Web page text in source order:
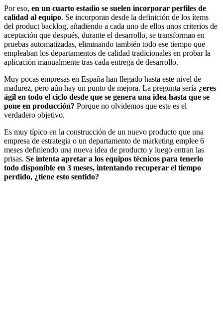
Por eso, en un cuarto estadio se suelen incorporar perfiles de
calidad al equipo. Se incorporan desde la definición de los ítems
del product backlog, añadiendo a cada uno de ellos unos criterios de
aceptación que después, durante el desarrollo, se transforman en
pruebas automatizadas, eliminando también todo ese tiempo que
empleaban los departamentos de calidad tradicionales en probar la
aplicación manualmente tras cada entrega de desarrollo.
Muy pocas empresas en España han llegado hasta este nivel de
madurez, pero aún hay un punto de mejora. La pregunta sería ¿eres
ágil en todo el ciclo desde que se genera una idea hasta que se
pone en producción? Porque no olvidemos que este es el
verdadero objetivo.
Es muy típico en la construcción de un nuevo producto que una
empresa de estrategia o un departamento de marketing emplee 6
meses definiendo una nueva idea de producto y luego entran las
prisas. Se intenta apretar a los equipos técnicos para tenerlo
todo disponible en 3 meses, intentando recuperar el tiempo
perdido, ¿tiene esto sentido?